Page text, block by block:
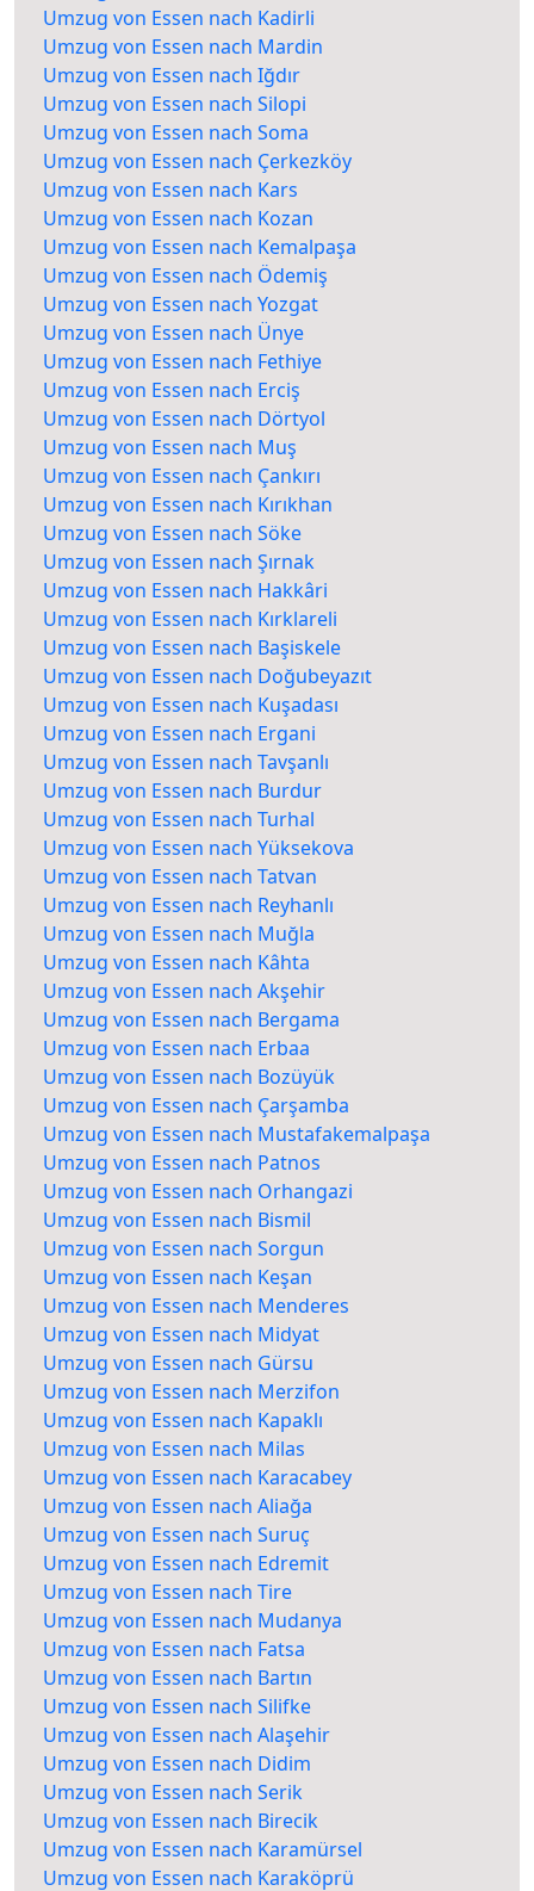
Umzug von Essen nach Kadirli
Umzug von Essen nach Mardin
Umzug von Essen nach Iğdır
Umzug von Essen nach Silopi
Umzug von Essen nach Soma
Umzug von Essen nach Çerkezköy
Umzug von Essen nach Kars
Umzug von Essen nach Kozan
Umzug von Essen nach Kemalpaşa
Umzug von Essen nach Ödemiş
Umzug von Essen nach Yozgat
Umzug von Essen nach Ünye
Umzug von Essen nach Fethiye
Umzug von Essen nach Erciş
Umzug von Essen nach Dörtyol
Umzug von Essen nach Muş
Umzug von Essen nach Çankırı
Umzug von Essen nach Kırıkhan
Umzug von Essen nach Söke
Umzug von Essen nach Şırnak
Umzug von Essen nach Hakkâri
Umzug von Essen nach Kırklareli
Umzug von Essen nach Başiskele
Umzug von Essen nach Doğubeyazıt
Umzug von Essen nach Kuşadası
Umzug von Essen nach Ergani
Umzug von Essen nach Tavşanlı
Umzug von Essen nach Burdur
Umzug von Essen nach Turhal
Umzug von Essen nach Yüksekova
Umzug von Essen nach Tatvan
Umzug von Essen nach Reyhanlı
Umzug von Essen nach Muğla
Umzug von Essen nach Kâhta
Umzug von Essen nach Akşehir
Umzug von Essen nach Bergama
Umzug von Essen nach Erbaa
Umzug von Essen nach Bozüyük
Umzug von Essen nach Çarşamba
Umzug von Essen nach Mustafakemalpaşa
Umzug von Essen nach Patnos
Umzug von Essen nach Orhangazi
Umzug von Essen nach Bismil
Umzug von Essen nach Sorgun
Umzug von Essen nach Keşan
Umzug von Essen nach Menderes
Umzug von Essen nach Midyat
Umzug von Essen nach Gürsu
Umzug von Essen nach Merzifon
Umzug von Essen nach Kapaklı
Umzug von Essen nach Milas
Umzug von Essen nach Karacabey
Umzug von Essen nach Aliağa
Umzug von Essen nach Suruç
Umzug von Essen nach Edremit
Umzug von Essen nach Tire
Umzug von Essen nach Mudanya
Umzug von Essen nach Fatsa
Umzug von Essen nach Bartın
Umzug von Essen nach Silifke
Umzug von Essen nach Alaşehir
Umzug von Essen nach Didim
Umzug von Essen nach Serik
Umzug von Essen nach Birecik
Umzug von Essen nach Karamürsel
Umzug von Essen nach Karaköprü